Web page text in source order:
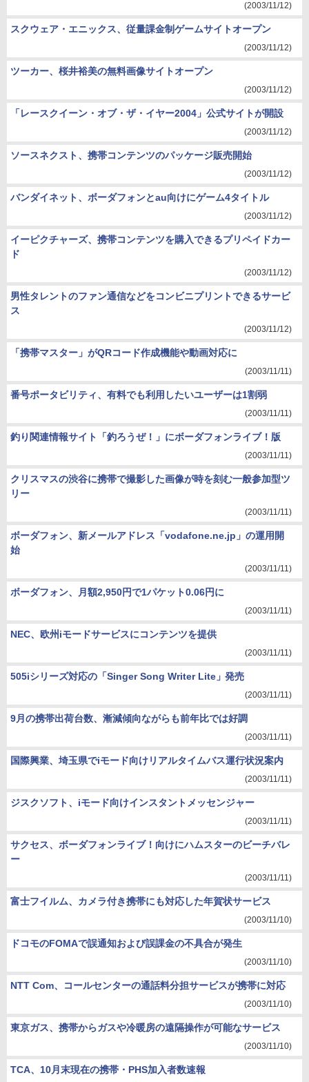
(2003/11/12)
スクウェア・エニックス、従量課金制ゲームサイトオープン
(2003/11/12)
ツーカー、桜井裕美の無料画像サイトオープン
(2003/11/12)
「レースクイーン・オブ・ザ・イヤー2004」公式サイトが開設
(2003/11/12)
ソースネクスト、携帯コンテンツのパッケージ販売開始
(2003/11/12)
バンダイネット、ボーダフォンとau向けにゲーム4タイトル
(2003/11/12)
イーピクチャーズ、携帯コンテンツを購入できるプリペイドカー
ド
(2003/11/12)
男性タレントのファン通信などをコンビニプリントできるサービ
ス
(2003/11/12)
「携帯マスター」がQRコード作成機能や動画対応に
(2003/11/11)
番号ポータビリティ、有料でも利用したいユーザーは1割弱
(2003/11/11)
釣り関連情報サイト「釣ろうぜ！」にボーダフォンライブ！版
(2003/11/11)
クリスマスの渋谷に携帯で撮影した画像が時を刻む一般参加型ツ
リー
(2003/11/11)
ボーダフォン、新メールアドレス「vodafone.ne.jp」の運用開
始
(2003/11/11)
ボーダフォン、月額2,950円で1パケット0.06円に
(2003/11/11)
NEC、欧州iモードサービスにコンテンツを提供
(2003/11/11)
505iシリーズ対応の「Singer Song Writer Lite」発売
(2003/11/11)
9月の携帯出荷台数、漸減傾向ながらも前年比では好調
(2003/11/11)
国際興業、埼玉県でiモード向けリアルタイムバス運行状況案内
(2003/11/11)
ジスクソフト、iモード向けインスタントメッセンジャー
(2003/11/11)
サクセス、ボーダフォンライブ！向けにハムスターのビーチバレ
ー
(2003/11/11)
富士フイルム、カメラ付き携帯にも対応した年賀状サービス
(2003/11/10)
ドコモのFOMAで誤通知および誤課金の不具合が発生
(2003/11/10)
NTT Com、コールセンターの通話料分担サービスが携帯に対応
(2003/11/10)
東京ガス、携帯からガスや冷暖房の遠隔操作が可能なサービス
(2003/11/10)
TCA、10月末現在の携帯・PHS加入者数速報